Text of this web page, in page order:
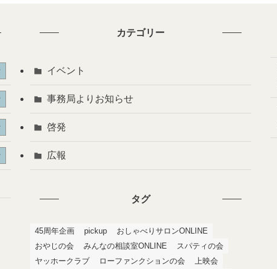
カテゴリー
イベント
事務局よりお知らせ
啓発
広報
タグ
45周年企画 pickup
おしゃべりサロンONLINE
おやじの会
みんなの相談室ONLINE
スパティの会
ヤッホークラブ
ローファンクションの会 上映会